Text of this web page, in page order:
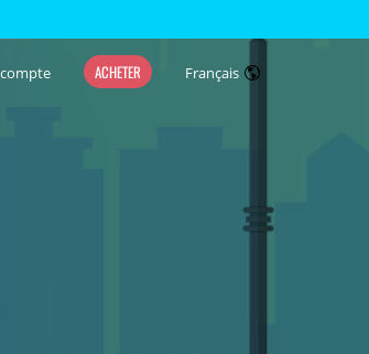
ACHETER Français